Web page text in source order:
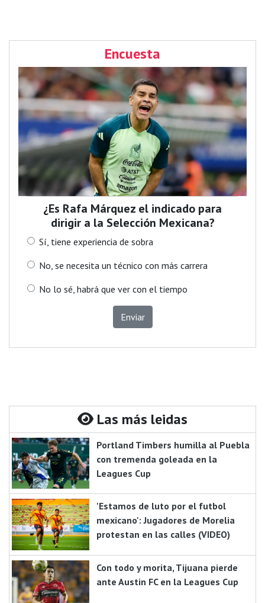
Encuesta
¿Es Rafa Márquez el indicado para
dirigir a la Selección Mexicana?
Sí, tiene experiencia de sobra
No, se necesita un técnico con más carrera
No lo sé, habrá que ver con el tiempo
Enviar
Las más leidas
Portland Timbers humilla al Puebla
con tremenda goleada en la
Leagues Cup
'Estamos de luto por el futbol
mexicano': Jugadores de Morelia
protestan en las calles (VIDEO)
Con todo y morita, Tijuana pierde
ante Austin FC en la Leagues Cup